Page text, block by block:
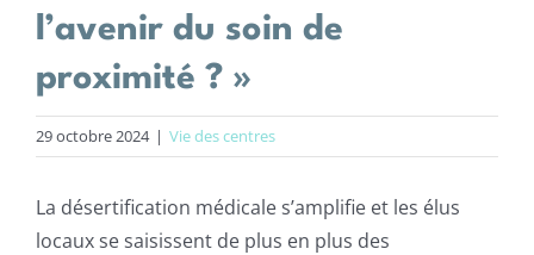
l’avenir du soin de
proximité ? »
29 octobre 2024 | Vie des centres
La désertification médicale s’amplifie et les élus
locaux se saisissent de plus en plus des